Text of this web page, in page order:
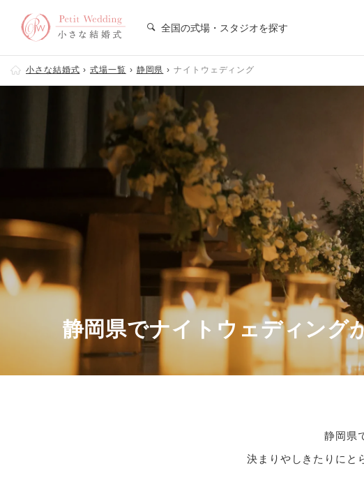
全国の式場・スタジオを探す
小さな結婚式 式場一覧 静岡県 ナイトウェディング
静岡県でナイトウェディング
静岡県
決まりやしきたりにと